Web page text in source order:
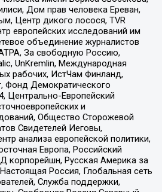
Дом прав человека Ереван,
Центр дикого лосося, TVR
европейских исследований им
объединение журналистов
За свободную Россию,
UnKremlin, Международная
рабочих, ИстЧам Финланд,
Фонд Демократического
Центрально-Европейский
и
Общество Сторожевой
Свидетелей Иеговы,
анализа европейской политики,
Европа, Российский
корпорейшн, Русская Америка за
Россия, Глобальная сеть
Служба поддержки,